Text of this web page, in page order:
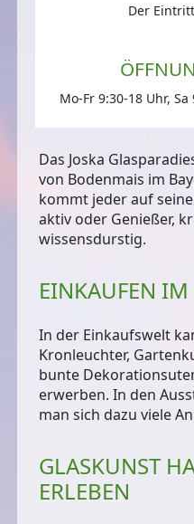
Der
Mo-Fr 9:30-18 Uhr,
Das Joska
von Bodenmais im
kommt jeder auf
aktiv oder Genießer,
wissensdurstig.
EINKAUFEN IM
In der Einkaufswelt
Kronleuchter,
bunte
erwerben. In den
man sich dazu viele
GLASKUNST
ERLEBEN